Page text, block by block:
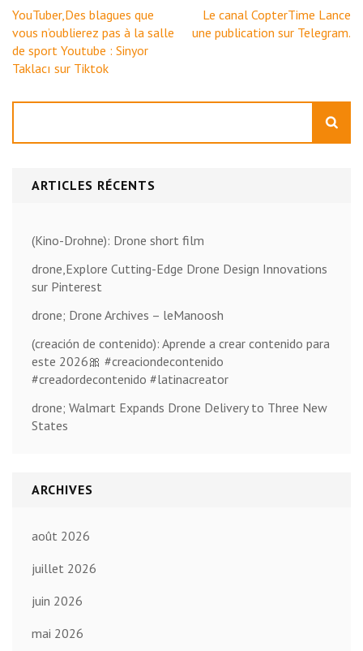
Navigation
de
l’article
YouTuber,Des blagues que
vous n’oublierez pas à la salle
de sport Youtube : Sinyor
Taklacı sur Tiktok
Le canal CopterTime Lance
une publication sur Telegram.
ARTICLES RÉCENTS
(Kino-Drohne): Drone short film
drone,Explore Cutting-Edge Drone Design Innovations
sur Pinterest
drone; Drone Archives – leManoosh
(creación de contenido): Aprende a crear contenido para
este 2026🎀 #creaciondecontenido
#creadordecontenido #latinacreator
drone; Walmart Expands Drone Delivery to Three New
States
ARCHIVES
août 2026
juillet 2026
juin 2026
mai 2026